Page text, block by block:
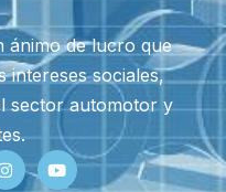
ánimo de lucro que
intereses sociales,
sector automotor y